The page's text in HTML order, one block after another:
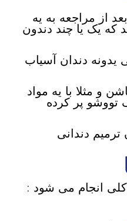
از مراجعه به یه
که یک یا چند دندون
یدونه دندان آسیاب
و مثلا با یه مواد
تووشو پر کرده
ترمیم دندانی
کلی انجام می شود :